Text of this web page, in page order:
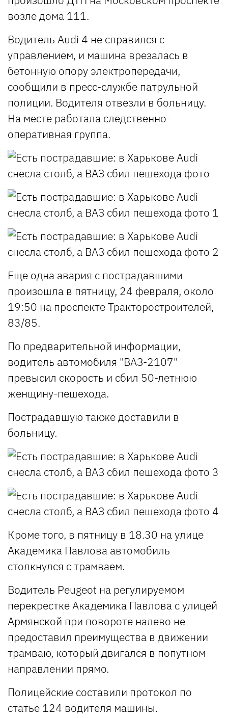
возле дома 111.
Водитель Audi 4 не справился с
управлением, и машина врезалась в
бетонную опору электропередачи,
сообщили в пресс-службе патрульной
полиции. Водителя отвезли в больницу.
На месте работала следственно-
оперативная группа.
Еще одна авария с пострадавшими
произошла в пятницу, 24 февраля, около
19:50 на проспекте Тракторостроителей,
83/85.
По предварительной информации,
водитель автомобиля "ВАЗ-2107"
превысил скорость и сбил 50-летнюю
женщину-пешехода.
Пострадавшую также доставили в
больницу.
Кроме того, в пятницу в 18.30 на улице
Академика Павлова автомобиль
столкнулся с трамваем.
Водитель Peugeot на регулируемом
перекрестке Академика Павлова с улицей
Армянской при повороте налево не
предоставил преимущества в движении
трамваю, который двигался в попутном
направлении прямо.
Полицейские составили протокол по
статье 124 водителя машины.